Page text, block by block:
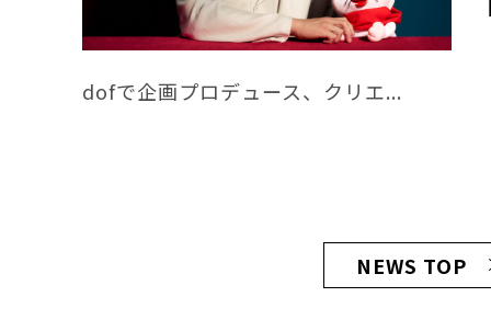
dofで企画プロデュース、クリエ...
NEWS TOP